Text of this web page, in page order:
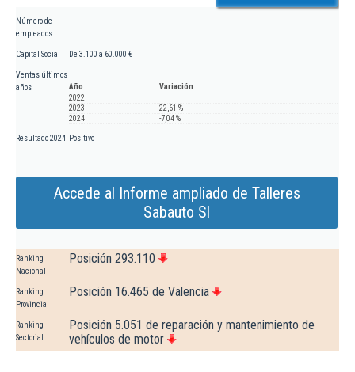
Número de
empleados
Capital Social De 3.100 a 60.000 €
Ventas últimos
años
Año
Variación
2022
2023
22,61 %
2024
-7,04 %
Resultado 2024 Positivo
Accede al Informe ampliado de Talleres
Sabauto Sl
Ranking
Nacional
Posición 293.110
Ranking
Provincial
Posición 16.465 de Valencia
Ranking
Sectorial
Posición 5.051 de reparación y mantenimiento de
vehículos de motor